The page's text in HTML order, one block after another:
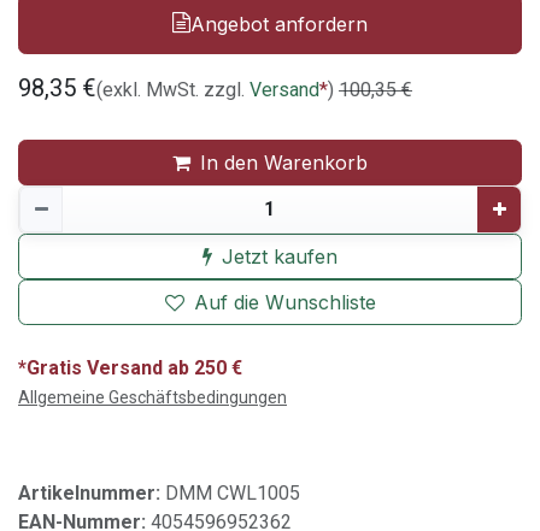
Angebot anfordern
98,35 €(exkl. MwSt. zzgl. Versand*) 100,35€
In den Warenkorb
Jetzt kaufen
Auf die Wunschliste
*Gratis Versand ab 250 €
Allgemeine Geschäftsbedingungen
Artikelnummer: DMM CWL1005
EAN-Nummer: 4054596952362